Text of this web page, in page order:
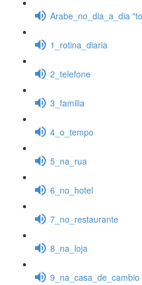
Arabe_no_dia_a_dia
1_rotina_diaria
2_telefone
3_familia
4_o_tempo
5_na_rua
6_no_hotel
7_no_restaurante
8_na_loja
9_na_casa_de_cambio